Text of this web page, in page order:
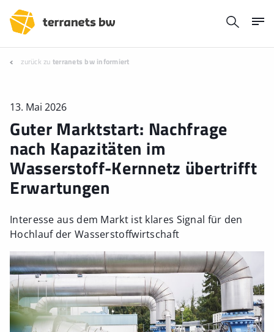
zurück zu terranets bw informiert
13. Mai 2026
Guter Marktstart: Nachfrage
nach Kapazitäten im
Wasserstoff-Kernnetz übertrifft
Erwartungen
Interesse aus dem Markt ist klares Signal für den
Hochlauf der Wasserstoffwirtschaft